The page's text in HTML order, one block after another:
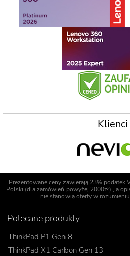
Klienci
Prezentowane ceny zawierają 23% podatek
Polski (dla zamówień powyżej 2000zł) , a
nie stanowią oferty w
Polecane produkty
ThinkPad P1 Gen 8
ThinkPad X1 Carbon Gen 13